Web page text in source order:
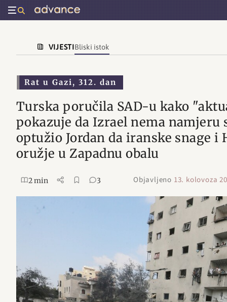
VIJESTIBliski istok
Rat u Gazi, 312. dan
Turska poručila SAD-u kako
pokazuje da Izrael nema
optužio Jordan da iranske snage
oružje u Zapadnu obalu
2 min 3 Objavljeno 13. kolovoza